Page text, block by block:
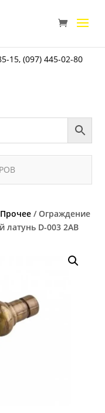
15,(097) 445-02-80
Прочее / Ограждение
латунь D-003 2AB